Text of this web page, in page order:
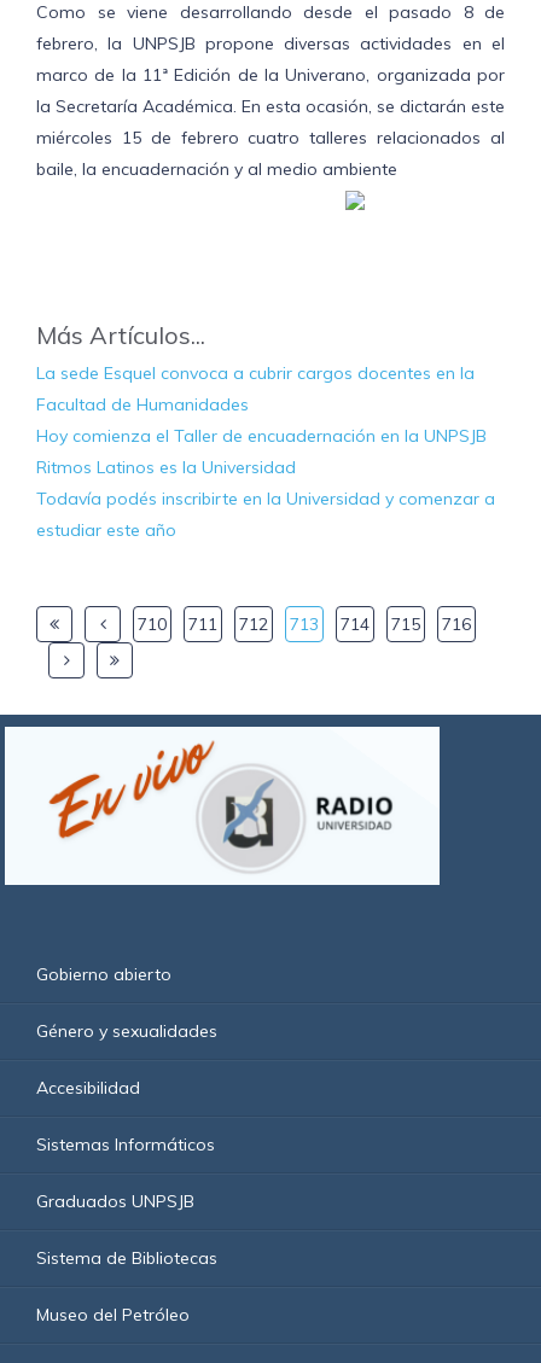
Como se viene desarrollando desde el pasado 8 de
febrero, la UNPSJB propone diversas actividades en el
marco de la 11ª Edición de la Univerano, organizada por
la Secretaría Académica. En esta ocasión, se dictarán este
miércoles 15 de febrero cuatro talleres relacionados al
baile, la encuadernación y al medio ambiente
Más Artículos...
La sede Esquel convoca a cubrir cargos docentes en la
Facultad de Humanidades
Hoy comienza el Taller de encuadernación en la UNPSJB
Ritmos Latinos es la Universidad
Todavía podés inscribirte en la Universidad y comenzar a
estudiar este año
710 711 712 713 714 715 716
Gobierno abierto
Género y sexualidades
Accesibilidad
Sistemas Informáticos
Graduados UNPSJB
Sistema de Bibliotecas
Museo del Petróleo